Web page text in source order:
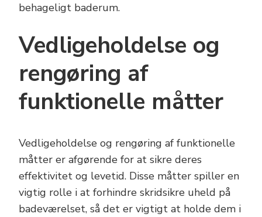
behageligt baderum.
Vedligeholdelse og
rengøring af
funktionelle måtter
Vedligeholdelse og rengøring af funktionelle
måtter er afgørende for at sikre deres
effektivitet og levetid. Disse måtter spiller en
vigtig rolle i at forhindre skridsikre uheld på
badeværelset, så det er vigtigt at holde dem i